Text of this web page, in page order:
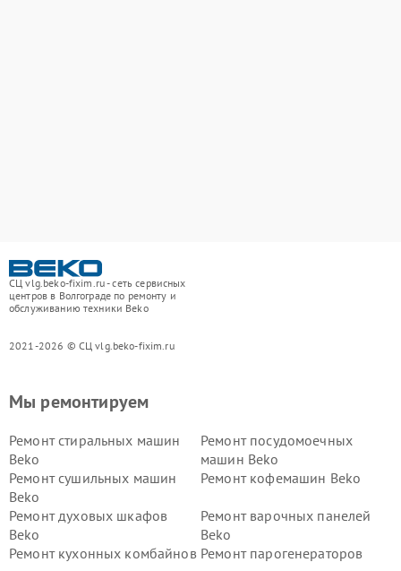
СЦ vlg.beko-fixim.ru - сеть сервисных
центров в Волгограде по ремонту и
обслуживанию техники Beko
2021-2026 © СЦ vlg.beko-fixim.ru
Мы ремонтируем
Ремонт стиральных машин
Beko
Ремонт посудомоечных
машин Beko
Ремонт сушильных машин
Beko
Ремонт кофемашин Beko
Ремонт духовых шкафов
Beko
Ремонт варочных панелей
Beko
Ремонт кухонных комбайнов Ремонт парогенераторов